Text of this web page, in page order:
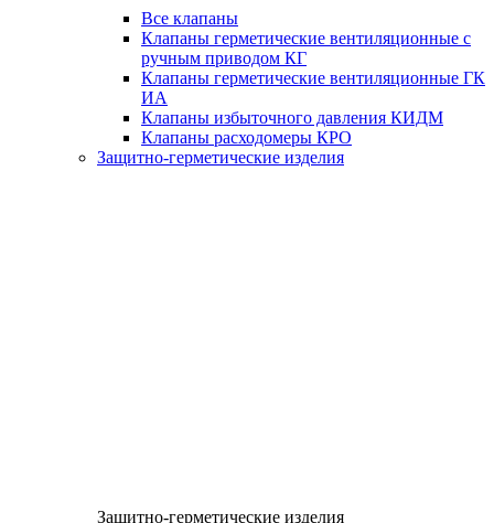
Все клапаны
Клапаны герметические вентиляционные с
ручным приводом КГ
Клапаны герметические вентиляционные ГК
ИА
Клапаны избыточного давления КИДМ
Клапаны расходомеры КРО
Защитно-герметические изделия
Защитно-герметические изделия